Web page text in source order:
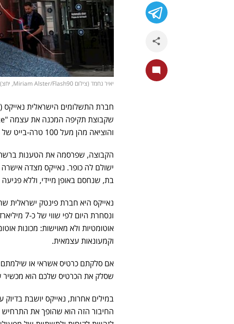
יאיר נחמד (צילום Miriam Alster/Flash90, יחצ)
חברת התשלומים הישראלית נאייקס (Nayax) צונחת ב-8%, בהמשך לצניחה דומה גם
והוציאה מהן מעל 100 טרה-בייט של מידע רגיש.
ישולם לה כופר. נאייקס מצדה
בת, שנחסם באופן מיידי, וללא
ונסחרת
אוטומטיות ולא מאוישות: מכונות
וקמעונאות עצמאית.
אם סלקתם כרטיס אשראי או שילמתם
שסלק את הכרטיס שלכם הוא מכשיר
במילים אחרות, נאייקס יושבת
החיבור הזה הוא שהופך את התרחיש